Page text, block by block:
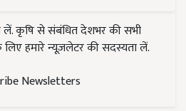
लें. कृषि से संबंधित देशभर की सभी
हमारे न्यूज़लेटर की सदस्यता लें.
Newsletters